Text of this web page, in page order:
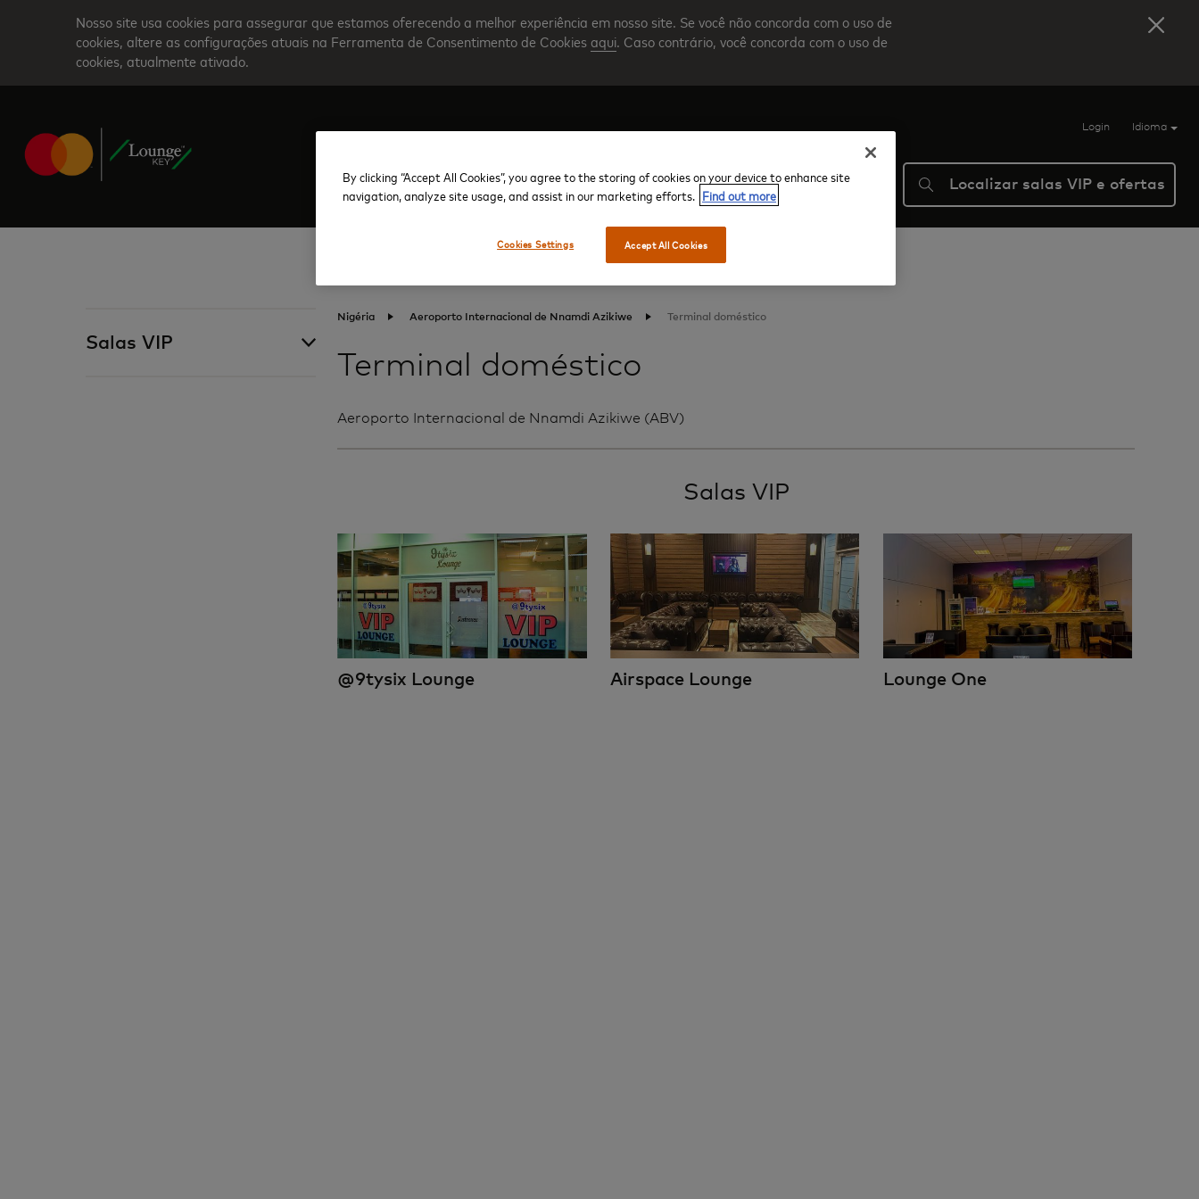
content
Nosso site usa cookies para assegurar que estamos oferecendo a melhor experiência em nosso site. Se você não concorda com o uso de
cookies, altere as configurações atuais na Ferramenta de Consentimento de Cookies aqui. Caso contrário, você concorda com o uso de
cookies, atualmente ativado.
Login Idioma
Crie sua conta Visão geral do programa Ajuda Localizar salas VIP e ofertas
Salas VIP
Nigéria Aeroporto Internacional de Nnamdi Azikiwe Terminal doméstico
Terminal doméstico
Aeroporto Internacional de Nnamdi Azikiwe (ABV)
Salas VIP
@9tysix Lounge Airspace Lounge Lounge One
By clicking “Accept All Cookies”, you agree to the storing of cookies on your device to enhance site
navigation, analyze site usage, and assist in our marketing efforts. Find out more
Accept All Cookies
Cookies Settings